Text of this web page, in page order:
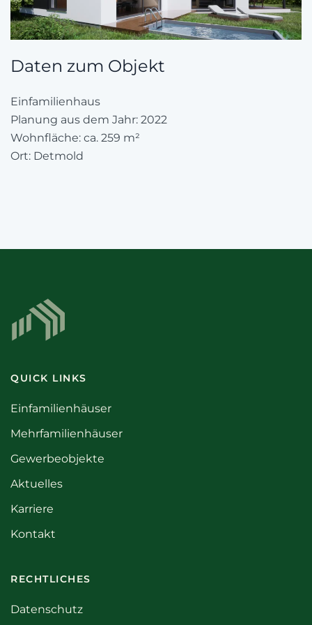
Daten zum Objekt
Einfamilienhaus
Planung aus dem Jahr: 2022
Wohnfläche: ca. 259 m²
Ort: Detmold
QUICK LINKS
Einfamilienhäuser
Mehrfamilienhäuser
Gewerbeobjekte
Aktuelles
Karriere
Kontakt
RECHTLICHES
Datenschutz